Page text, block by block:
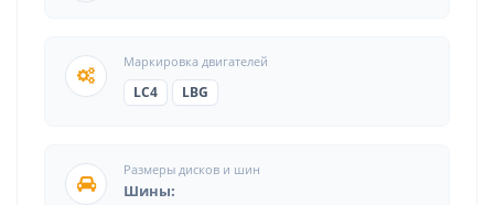
Маркировка двигателей
LC4
LBG
Размеры дисков и шин
Шины: